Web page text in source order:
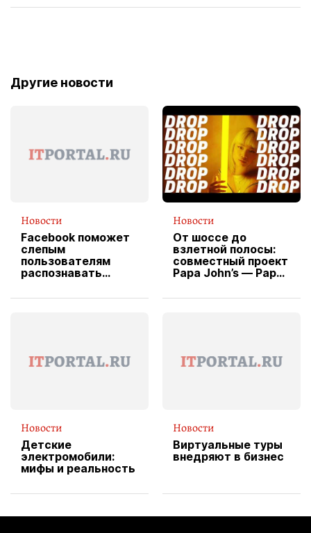
Другие новости
Новости
Facebook поможет
слепым
пользователям
распознавать
Новости
От шоссе до
взлетной полосы:
совместный проект
Papa John’s — Papa
вводит
Новости
Детские
электромобили:
мифы и реальность
Новости
Виртуальные туры
внедряют в бизнес